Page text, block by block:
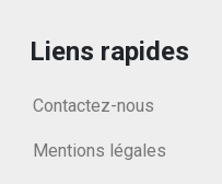
Liens rapides
Contactez-nous
Mentions légales